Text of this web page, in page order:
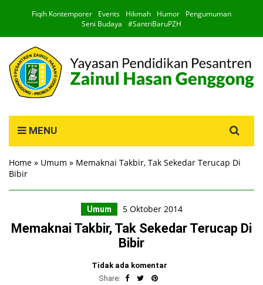
Fiqih Kontemporer Events Hikmah Humor
Pengumuman
Seni Budaya
#SantriBaruPZH
MENU
for:
Home » Umum » Memaknai Takbir, Tak Sekedar Terucap Di
Bibir
Umum 5 Oktober 2014
Memaknai Takbir, Tak Sekedar Terucap Di
Bibir
Tidak ada komentar
Share: